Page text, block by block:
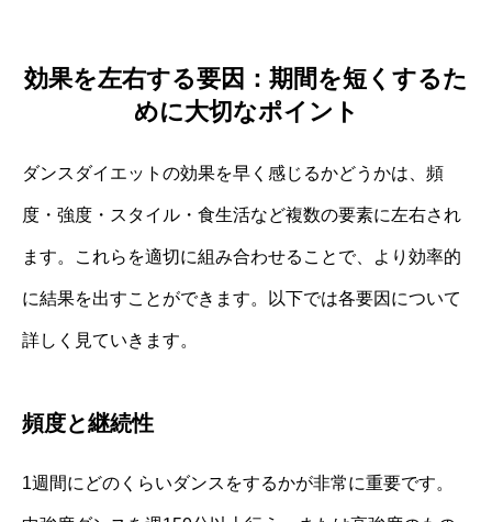
効果を左右する要因：期間を短くするた
めに大切なポイント
ダンスダイエットの効果を早く感じるかどうかは、頻
度・強度・スタイル・食生活など複数の要素に左右され
ます。これらを適切に組み合わせることで、より効率的
に結果を出すことができます。以下では各要因について
詳しく見ていきます。
頻度と継続性
1週間にどのくらいダンスをするかが非常に重要です。